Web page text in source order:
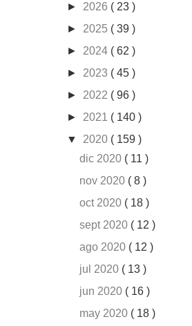
► 2026 ( 23 )
► 2025 ( 39 )
► 2024 ( 62 )
► 2023 ( 45 )
► 2022 ( 96 )
► 2021 ( 140 )
▼ 2020 ( 159 )
dic 2020 ( 11 )
nov 2020 ( 8 )
oct 2020 ( 18 )
sept 2020 ( 12 )
ago 2020 ( 12 )
jul 2020 ( 13 )
jun 2020 ( 16 )
may 2020 ( 18 )